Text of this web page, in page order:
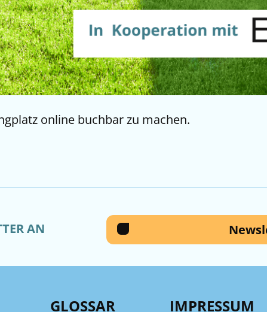
online buchbar zu machen.
AN
GLOSSAR IMPRESSUM